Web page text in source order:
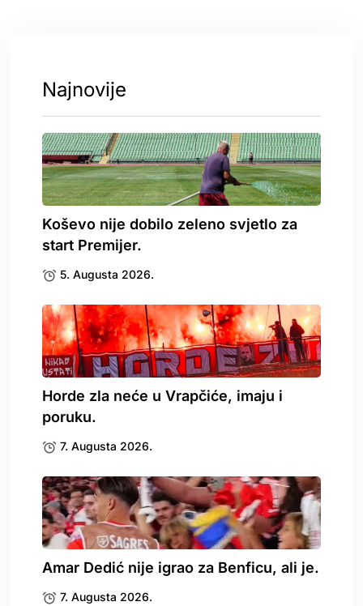
Najnovije
Koševo nije dobilo zeleno svjetlo za
start Premijer.
5. Augusta 2026.
Horde zla neće u Vrapčiće, imaju i
poruku.
7. Augusta 2026.
Amar Dedić nije igrao za Benficu, ali je.
7. Augusta 2026.